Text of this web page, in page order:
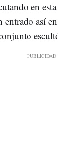
en
entrado así